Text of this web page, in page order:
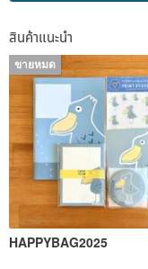
สินค้าแนะนำ
ขายหมด
HAPPYBAG2025